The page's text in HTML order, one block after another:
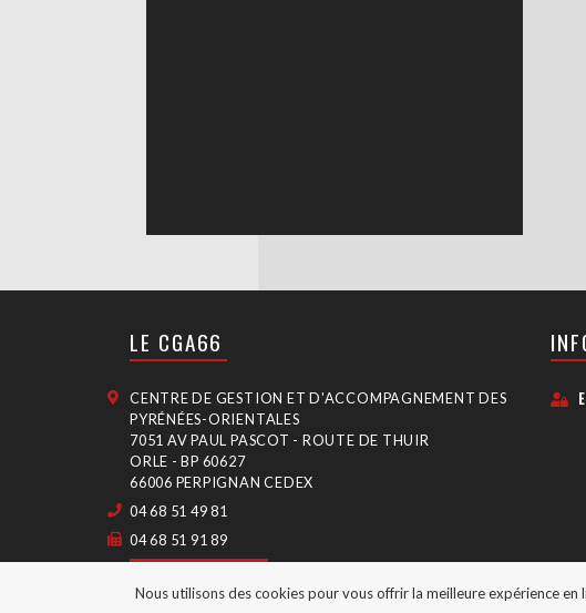
LE CGA66
CENTRE DE GESTION ET D'ACCOMPAGNEMENT DES
PYRÉNÉES-ORIENTALES
7051 AV PAUL PASCOT - ROUTE DE THUIR
ORLE - BP 60627
66006 PERPIGNAN CEDEX
04 68 51 49 81
04 68 51 91 89
Nous utilisons des cookies pour vous offrir la meilleure expérience